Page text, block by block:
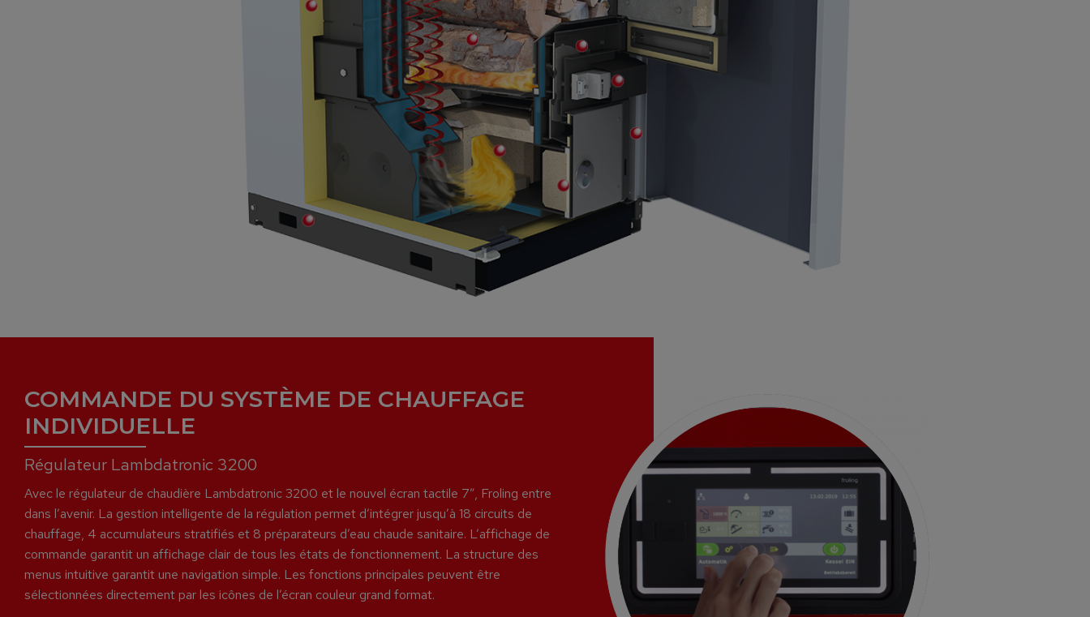
Système automatique de préchauffage
spécialServomoteur
Ouverture de maintenance généreuse
COMMANDE DU SYSTÈME DE CHAUFFAGE
INDIVIDUELLE
Régulateur Lambdatronic 3200
Avec le régulateur de chaudière Lambdatronic 3200 et le nouvel écran tactile 7”, Froling entre
dans l’avenir. La gestion intelligente de la régulation permet d’intégrer jusqu’à 18 circuits de
chauffage, 4 accumulateurs stratifiés et 8 préparateurs d’eau chaude sanitaire. L’affichage de
commande garantit un affichage clair de tous les états de fonctionnement. La structure des
menus intuitive garantit une navigation simple. Les fonctions principales peuvent être
sélectionnées directement par les icônes de l’écran couleur grand format.